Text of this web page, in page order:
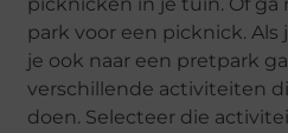
park voor een picknick.
je ook naar een pretpark
verschillende activiteiten
doen. Selecteer die